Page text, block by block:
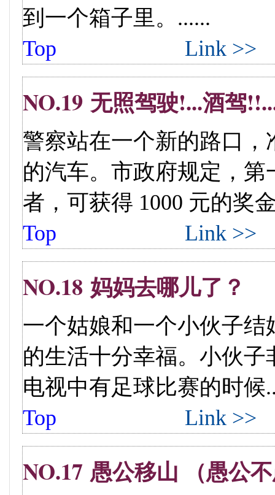
到一个箱子里。......
Top
Link >>
NO.19 无照驾驶!...酒驾
警察站在一个新的路口，
的汽车。市政府规定，第
者，可获得 1000 元的奖
Top
Link >>
NO.18 妈妈去哪儿了？
一个姑娘和一个小伙子
的生活十分幸福。小伙
电视中有足球比赛的时候
Top
Link >>
NO.17 愚公移山 （愚公